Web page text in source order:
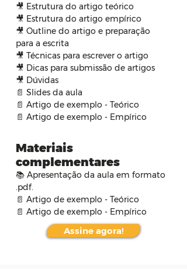
🎥 Estrutura do artigo teórico
🎥 Estrutura do artigo empírico
🎥 Outline do artigo e preparação
para a escrita
🎥 Técnicas para escrever o artigo
🎥 Dicas para submissão de artigos
🎥 Dúvidas
📄 Slides da aula
📄 Artigo de exemplo - Teórico
📄 Artigo de exemplo - Empírico
Materiais
complementares
📚 Apresentação da aula em formato
.pdf.
📄 Artigo de exemplo - Teórico
📄 Artigo de exemplo - Empírico
Assine agora!